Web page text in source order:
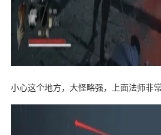
小心这个地方，大怪略强，上面法师非